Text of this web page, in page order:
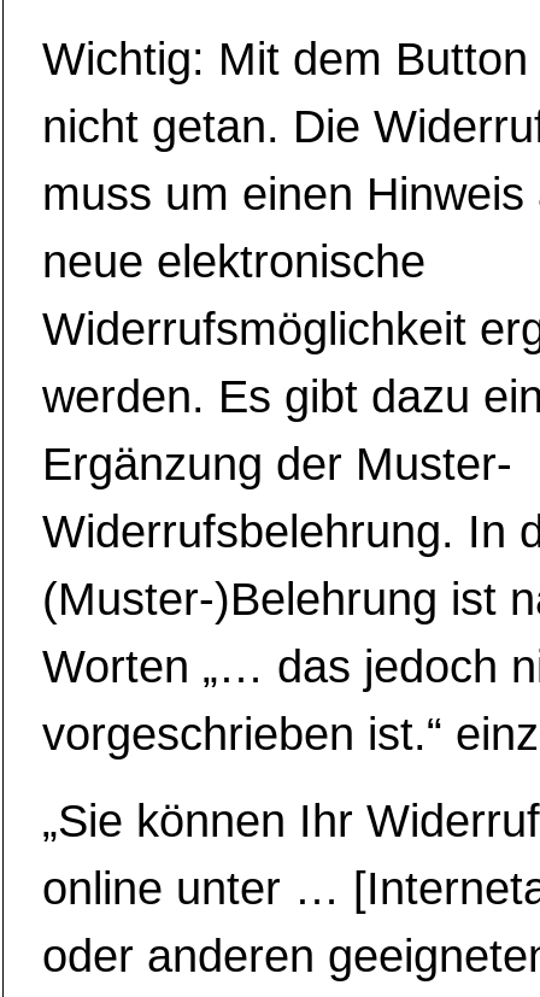
Wichtig: Mit dem
nicht getan. Die
muss um einen Hinweis
neue elektronische
Widerrufsmöglichkeit
werden. Es gibt dazu
Ergänzung der Muster-
Widerrufsbelehrung. In
(Muster-)Belehrung ist
Worten „… das jedoch
vorgeschrieben ist.“
„Sie können Ihr
online unter …
oder anderen